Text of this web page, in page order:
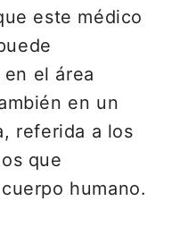
este médico
el área
en un
referida a los
que
humano.